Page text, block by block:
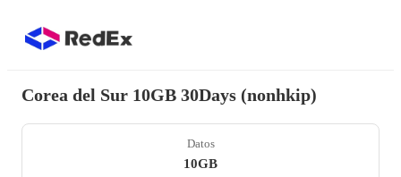
Corea del Sur 10GB 30Days (nonhkip)
Datos
10GB